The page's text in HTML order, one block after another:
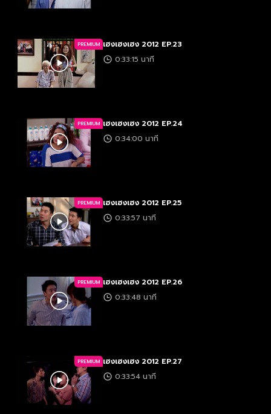
PREMIUM เฮงเฮงเฮง 2012 EP.23
0:33:15 นาที
PREMIUM เฮงเฮงเฮง 2012 EP.24
0:34:00 นาที
PREMIUM เฮงเฮงเฮง 2012 EP.25
0:33:57 นาที
PREMIUM เฮงเฮงเฮง 2012 EP.26
0:33:48 นาที
PREMIUM เฮงเฮงเฮง 2012 EP.27
0:33:54 นาที